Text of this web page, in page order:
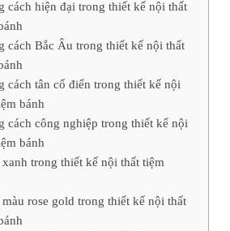
cách hiện đại trong thiết kế nội thất
cách Bắc Âu trong thiết kế nội thất
cách tân cổ điển trong thiết kế nội
bánh
cách công nghiệp trong thiết kế nội
bánh
trong thiết kế nội thất tiệm
rose gold trong thiết kế nội thất